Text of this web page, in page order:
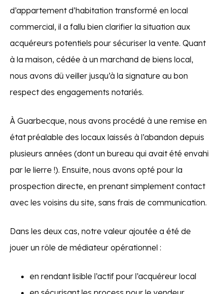
d’appartement d’habitation transformé en local
commercial, il a fallu bien clarifier la situation aux
acquéreurs potentiels pour sécuriser la vente. Quant
à la maison, cédée à un marchand de biens local,
nous avons dû veiller jusqu’à la signature au bon
respect des engagements notariés.
À Guarbecque, nous avons procédé à une remise en
état préalable des locaux laissés à l’abandon depuis
plusieurs années (dont un bureau qui avait été envahi
par le lierre !). Ensuite, nous avons opté pour la
prospection directe, en prenant simplement contact
avec les voisins du site, sans frais de communication.
Dans les deux cas, notre valeur ajoutée a été de
jouer un rôle de médiateur opérationnel :
en rendant lisible l’actif pour l’acquéreur local